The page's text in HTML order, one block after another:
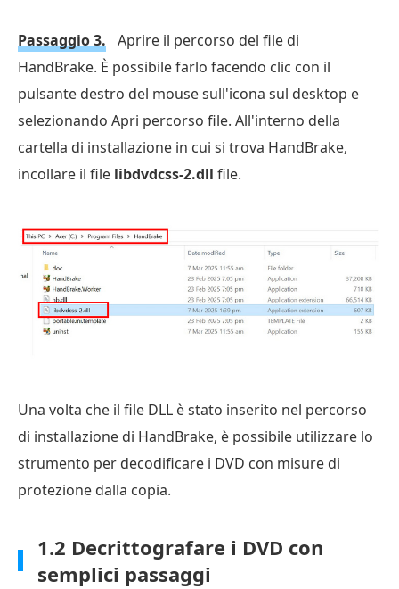
Passaggio 3.
Aprire il percorso del file di
HandBrake. È possibile farlo facendo clic con il
pulsante destro del mouse sull'icona sul desktop e
selezionando Apri percorso file. All'interno della
cartella di installazione in cui si trova HandBrake,
incollare il file libdvdcss-2.dll file.
Una volta che il file DLL è stato inserito nel percorso
di installazione di HandBrake, è possibile utilizzare lo
strumento per decodificare i DVD con misure di
protezione dalla copia.
1.2 Decrittografare i DVD con
semplici passaggi